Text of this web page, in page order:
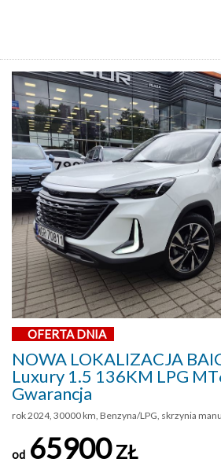
OFERTA DNIA
NOWA LOKALIZACJA
Luxury 1.5 136KM LPG
Gwarancja
rok 2024, 30000 km, Benzyna/LPG, skrzynia
od 65900ZŁ